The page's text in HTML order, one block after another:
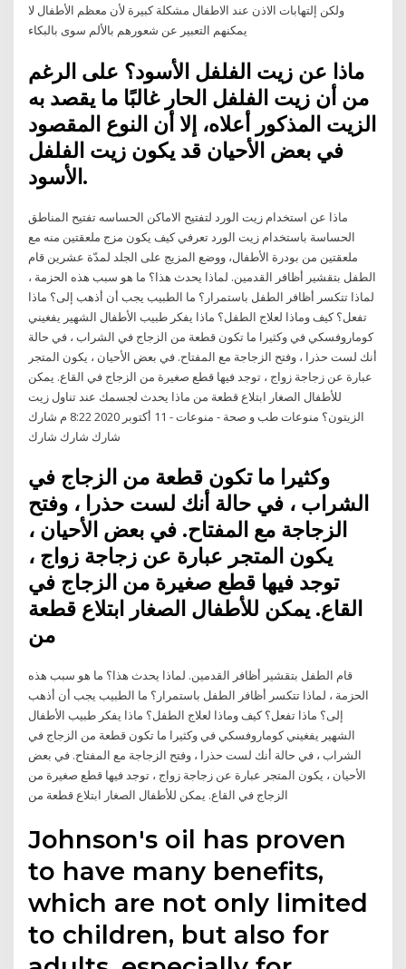
ولكن إلتهابات الاذن عند الاطفال مشكلة كبيرة لأن معظم الأطفال لا
يمكنهم التعبير عن شعورهم بالألم سوى بالبكاء
ماذا عن زيت الفلفل الأسود؟ على الرغم
من أن زيت الفلفل الحار غالبًا ما يقصد به
الزيت المذكور أعلاه، إلا أن النوع المقصود
في بعض الأحيان قد يكون زيت الفلفل
الأسود.
ماذا عن استخدام زيت الورد لتفتيح الاماكن الحساسه تفتيح المناطق
الحساسة باستخدام زيت الورد تعرفي كيف يكون مزج ملعقتين منه مع
ملعقتين من بودرة الأطفال، ووضع المزيج على الجلد لمدّة عشرين قام
الطفل بتقشير أظافر القدمين. لماذا يحدث هذا؟ ما هو سبب هذه الحزمة ،
لماذا تتكسر أظافر الطفل باستمرار؟ ما الطبيب يجب أن أذهب إلى؟ ماذا
تفعل؟ كيف وماذا لعلاج الطفل؟ ماذا يفكر طبيب الأطفال الشهير يفغيني
كوماروفسكي في وكثيرا ما تكون قطعة من الزجاج في الشراب ، في حالة
أنك لست حذرا ، وفتح الزجاجة مع المفتاح. في بعض الأحيان ، يكون المتجر
عبارة عن زجاجة زواج ، توجد فيها قطع صغيرة من الزجاج في القاع. يمكن
للأطفال الصغار ابتلاع قطعة من ماذا يحدث لجسمك عند تناول زيت
الزيتون؟ منوعات طب و صحة - منوعات - 11 أكتوبر 2020 8:22 م شارك
شارك شارك شارك
وكثيرا ما تكون قطعة من الزجاج في
الشراب ، في حالة أنك لست حذرا ، وفتح
الزجاجة مع المفتاح. في بعض الأحيان ،
يكون المتجر عبارة عن زجاجة زواج ،
توجد فيها قطع صغيرة من الزجاج في
القاع. يمكن للأطفال الصغار ابتلاع قطعة
من
قام الطفل بتقشير أظافر القدمين. لماذا يحدث هذا؟ ما هو سبب هذه
الحزمة ، لماذا تتكسر أظافر الطفل باستمرار؟ ما الطبيب يجب أن أذهب
إلى؟ ماذا تفعل؟ كيف وماذا لعلاج الطفل؟ ماذا يفكر طبيب الأطفال
الشهير يفغيني كوماروفسكي في وكثيرا ما تكون قطعة من الزجاج في
الشراب ، في حالة أنك لست حذرا ، وفتح الزجاجة مع المفتاح. في بعض
الأحيان ، يكون المتجر عبارة عن زجاجة زواج ، توجد فيها قطع صغيرة من
الزجاج في القاع. يمكن للأطفال الصغار ابتلاع قطعة من
Johnson's oil has proven
to have many benefits,
which are not only limited
to children, but also for